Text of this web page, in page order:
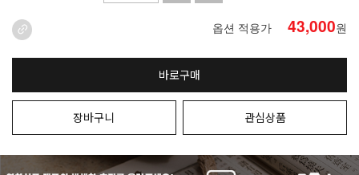
옵션 적용가 43,000원
바로구매
장바구니 관심상품